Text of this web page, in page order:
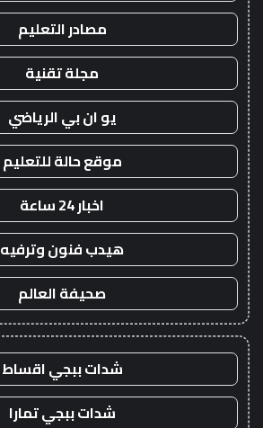
مصادر التعليم
مجلة تقنية
يو ان بي الرياضي
موقع حالة للتعليم
اخبار 24 ساعة
هيدب فنون وترفيه
صحيفة العالم
شدات ببجي اقساط
شدات ببجي تمارا